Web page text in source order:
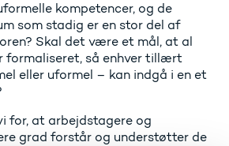
kompetencer, og de
som stadig er en stor del af
Skal det være et mål, at al
formaliseret, så enhver tillært
eller uformel – kan indgå i en et
for, at arbejdstagere og
grad forstår og understøtter de